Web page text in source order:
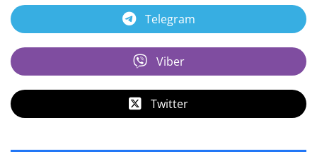
Telegram
Viber
Twitter